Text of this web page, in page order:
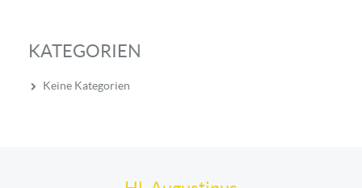
KATEGORIEN
Keine Kategorien